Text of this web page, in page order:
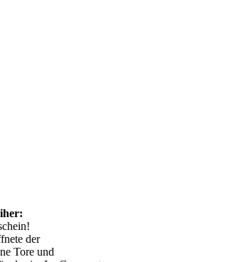
der
Tore und